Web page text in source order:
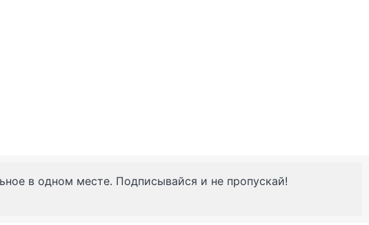
в одном месте. Подписывайся и не пропускай!